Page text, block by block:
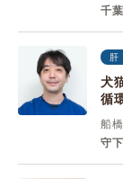
千
肝
犬
循
船
守